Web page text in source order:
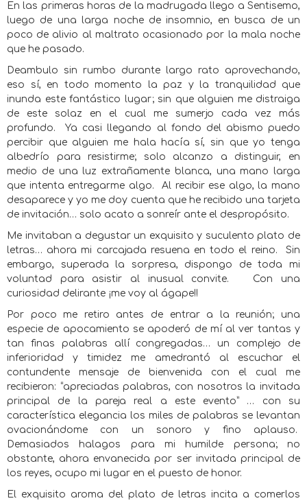
En las primeras horas de la madrugada llego a Sentisemo,
luego de una larga noche de insomnio, en busca de un
poco de alivio al maltrato ocasionado por la mala noche
que he pasado.
Deambulo sin rumbo durante largo rato aprovechando,
eso sí, en todo momento la paz y la tranquilidad que
inunda este fantástico lugar; sin que alguien me distraiga
de este solaz en el cual me sumerjo cada vez más
profundo. Ya casi llegando al fondo del abismo puedo
percibir que alguien me hala hacía sí, sin que yo tenga
albedrío para resistirme; solo alcanzo a distinguir, en
medio de una luz extrañamente blanca, una mano larga
que intenta entregarme algo. Al recibir ese algo, la mano
desaparece y yo me doy cuenta que he recibido una tarjeta
de invitación… solo acato a sonreír ante el despropósito.
Me invitaban a degustar un exquisito y suculento plato de
letras… ahora mi carcajada resuena en todo el reino. Sin
embargo, superada la sorpresa, dispongo de toda mi
voluntad para asistir al inusual convite. Con una
curiosidad delirante ¡me voy al ágape!!
Por poco me retiro antes de entrar a la reunión; una
especie de apocamiento se apoderó de mí al ver tantas y
tan finas palabras allí congregadas… un complejo de
inferioridad y timidez me amedrantó al escuchar el
contundente mensaje de bienvenida con el cual me
recibieron: “apreciadas palabras, con nosotros la invitada
principal de la pareja real a este evento” … con su
característica elegancia los miles de palabras se levantan
ovacionándome con un sonoro y fino aplauso.
Demasiados halagos para mi humilde persona; no
obstante, ahora envanecida por ser invitada principal de
los reyes, ocupo mi lugar en el puesto de honor.
El exquisito aroma del plato de letras incita a comerlos